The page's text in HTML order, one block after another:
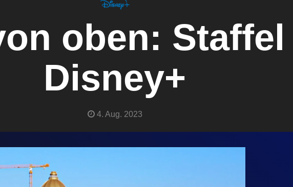
oben: Staffel
Disney+
4. Aug. 2023